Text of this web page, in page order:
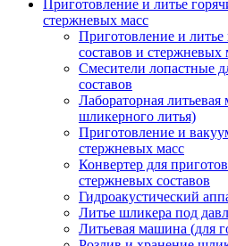
Приготовление и литье
стержневых масс
Приготовление и
составов и стержневых
Смесители лопастные
составов
Лабораторная
шликерного литья)
Приготовление и
стержневых масс
Конвертер для
стержневых составов
Гидроакустический
Литье шликера под
Литьевая машина (для